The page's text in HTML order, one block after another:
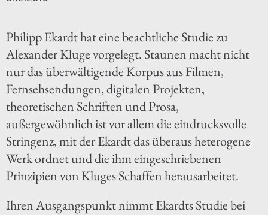
Philipp Ekardt hat eine beachtliche Studie zu
Alexander Kluge vorgelegt. Staunen macht nicht
nur das überwältigende Korpus aus Filmen,
Fernsehsendungen, digitalen Projekten,
theoretischen Schriften und Prosa,
außergewöhnlich ist vor allem die eindrucksvolle
Stringenz, mit der Ekardt das überaus heterogene
Werk ordnet und die ihm eingeschriebenen
Prinzipien von Kluges Schaffen herausarbeitet.
Ihren Ausgangspunkt nimmt Ekardts Studie bei